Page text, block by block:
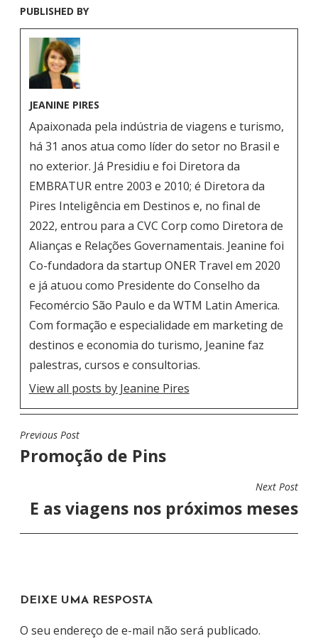
PUBLISHED BY
JEANINE PIRES
Apaixonada pela indústria de viagens e turismo,
há 31 anos atua como líder do setor no Brasil e
no exterior. Já Presidiu e foi Diretora da
EMBRATUR entre 2003 e 2010; é Diretora da
Pires Inteligência em Destinos e, no final de
2022, entrou para a CVC Corp como Diretora de
Alianças e Relações Governamentais. Jeanine foi
Co-fundadora da startup ONER Travel em 2020
e já atuou como Presidente do Conselho da
Fecomércio São Paulo e da WTM Latin America.
Com formação e especialidade em marketing de
destinos e economia do turismo, Jeanine faz
palestras, cursos e consultorias.
View all posts by Jeanine Pires
N
A
O
D
Previous Post
Promoção de Pins
Next Post
E as viagens nos próximos meses
DEIXE UMA RESPOSTA
O seu endereço de e-mail não será publicado.